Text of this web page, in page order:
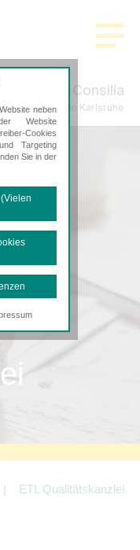
Consilia
in Karlsruhe
ETL Qualitätskanzlei
neben
Website
Cookies
Targeting
Sie in der
um die
Cookies
der
und